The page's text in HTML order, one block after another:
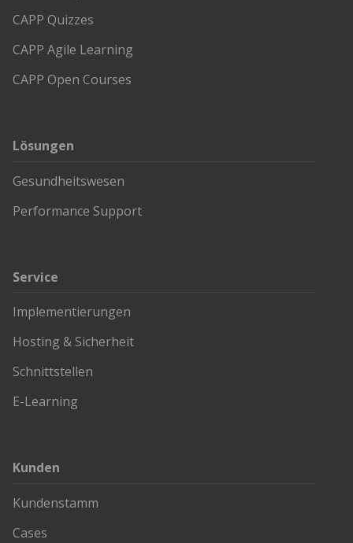
CAPP Quizzes
CAPP Agile Learning
CAPP Open Courses
Lösungen
Gesundheitswesen
Performance Support
Service
Implementierungen
Hosting & Sicherheit
Schnittstellen
E-Learning
Kunden
Kundenstamm
Cases